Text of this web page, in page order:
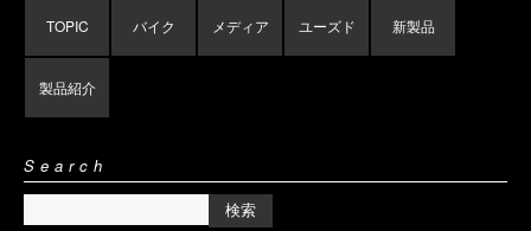
TOPIC バイク メディア ユーズド 新製品
製品紹介
Search